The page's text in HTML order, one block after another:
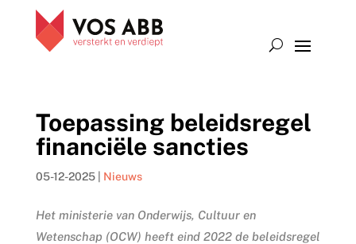
Toepassing beleidsregel
financiële sancties
05-12-2025| Nieuws
Het ministerie van Onderwijs, Cultuur en
Wetenschap (OCW) heeft eind 2022 de beleidsregel